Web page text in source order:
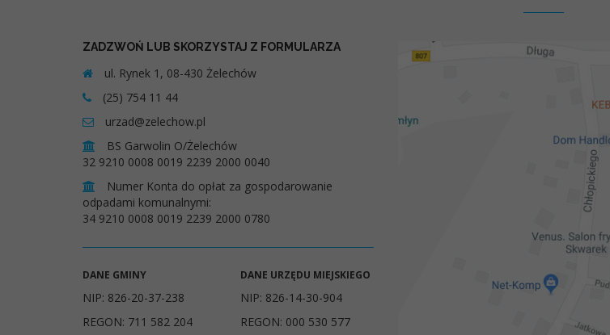
ZADZWOŃ LUB SKORZYSTAJ Z FORMULARZA
ul. Rynek 1, 08-430 Żelechów
(25) 754 11 44
urzad@zelechow.pl
BS Garwolin O/Żelechów
32 9210 0008 0019 2239 2000 0040
Numer Konta do opłat za gospodarowanie
odpadami komunalnymi:
34 9210 0008 0019 2239 2000 0780
DANE GMINY
NIP: 826-20-37-238
REGON: 711 582 204
DANE URZĘDU MIEJSKIEGO
NIP: 826-14-30-904
REGON: 000 530 577